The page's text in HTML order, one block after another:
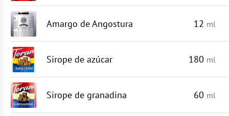
Amargo de Angostura 12 ml
Sirope de azúcar 180 ml
Sirope de granadina 60 ml